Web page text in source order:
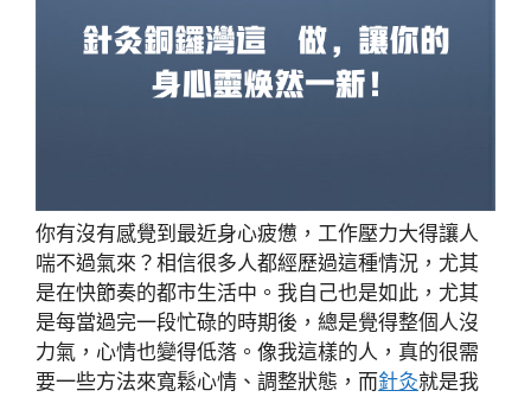
你有沒有感覺到最近身心疲憊，工作壓力大得讓人
喘不過氣來？相信很多人都經歷過這種情況，尤其
是在快節奏的都市生活中。我自己也是如此，尤其
是每當過完一段忙碌的時期後，總是覺得整個人沒
力氣，心情也變得低落。像我這樣的人，真的很需
要一些方法來寬鬆心情、調整狀態，而針灸就是我